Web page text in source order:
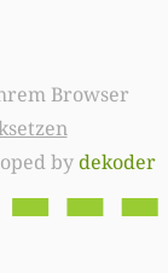
bydekoder